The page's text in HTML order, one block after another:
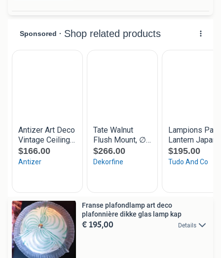
Franse plafondlamp art deco
plafonnière dikke glas lamp kap
€ 195,00 Details